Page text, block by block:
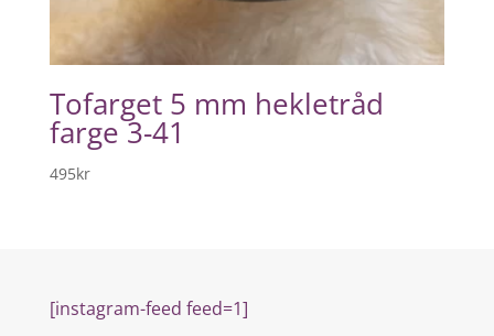
Tofarget 5 mm hekletråd
farge 3-41
495kr
[instagram-feed feed=1]